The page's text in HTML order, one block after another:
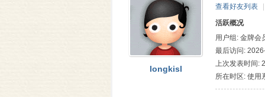
longkisl
查看好友列表
活跃概况
用户组: 金牌会
最后访问:
上次发表时间:
所在时区: 使用